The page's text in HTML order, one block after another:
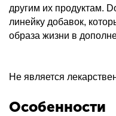
другим их продуктам.
линейку добавок,
образа жизни в
Не является
Особенности